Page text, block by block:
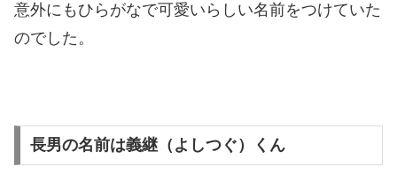
意外にもひらがなで可愛いらしい名前をつけていた
のでした。
長男の名前は義継（よしつぐ）くん